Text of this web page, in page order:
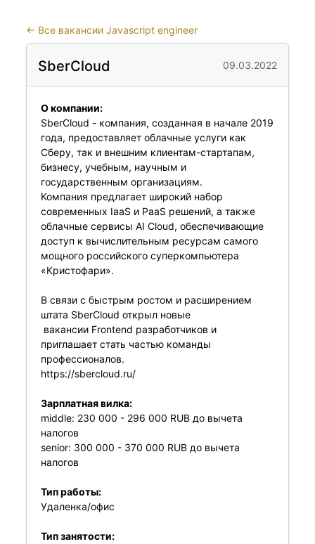
← Все вакансии Javascript engineer
SberCloud 09.03.2022
О компании:
SberCloud - компания, созданная в начале 2019
года, предоставляет облачные услуги как
Сберу, так и внешним клиентам-стартапам,
бизнесу, учебным, научным и
государственным организациям.
Компания предлагает широкий набор
современных IaaS и PaaS решений, а также
облачные сервисы AI Cloud, обеспечивающие
доступ к вычислительным ресурсам самого
мощного российского суперкомпьютера
«Кристофари».
В связи с быстрым ростом и расширением
штата SberCloud открыл новые
вакансии Frontend разработчиков и
приглашает стать частью команды
профессионалов.
https://sbercloud.ru/
Зарплатная вилка:
middle: 230 000 - 296 000 RUB до вычета
налогов
senior: 300 000 - 370 000 RUB до вычета
налогов
Тип работы:
Удаленка/офис
Тип занятости: